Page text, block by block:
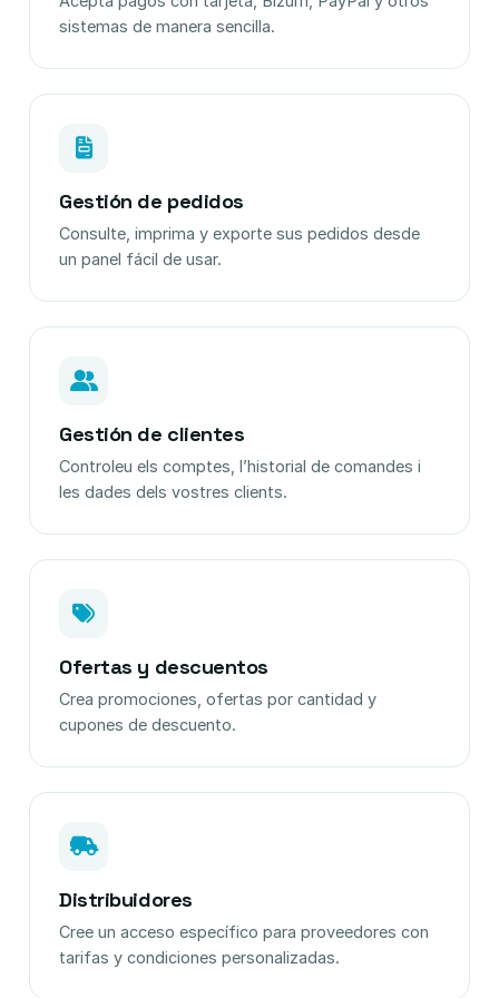
sistemas de manera sencilla.
Gestión de pedidos
Consulte, imprima y exporte sus pedidos desde
un panel fácil de usar.
Gestión de clientes
Controleu els comptes, l’historial de comandes i
les dades dels vostres clients.
Ofertas y descuentos
Crea promociones, ofertas por cantidad y
cupones de descuento.
Distribuidores
Cree un acceso específico para proveedores con
tarifas y condiciones personalizadas.